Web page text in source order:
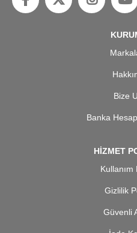
Bize
Banka
HİZMET
Kullanım
Gizlilik
Güvenli